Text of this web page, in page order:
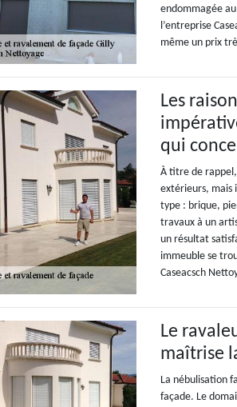
endommagée
l’entreprise
même un prix
Les
qui
À titre de
extérieurs, mais
type : brique,
travaux à un
un résultat
immeuble se
Caseacsch
Le
maîtrise
La nébulisation
façade. Le